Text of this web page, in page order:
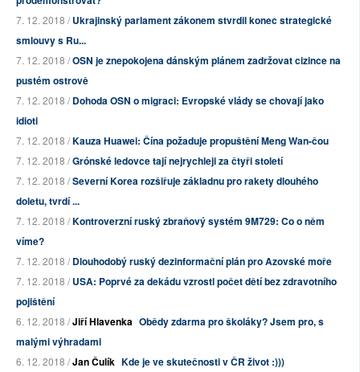
7. 12. 2018 /Ukrajinský parlament zákonem stvrdil konec strategické
smlouvy s Ru...
7. 12. 2018 /OSN je znepokojena dánským plánem zadržovat cizince na
pustém ostrově
7. 12. 2018 /Dohoda OSN o migraci: Evropské vlády se chovají jako
idioti
7. 12. 2018 /Kauza Huawei: Čína požaduje propuštění Meng Wan-čou
7. 12. 2018 /Grónské ledovce tají nejrychleji za čtyři století
7. 12. 2018 /Severní Korea rozšiřuje základnu pro rakety dlouhého
doletu, tvrdí ...
7. 12. 2018 /Kontroverzní ruský zbraňový systém 9M729: Co o něm
víme?
7. 12. 2018 /Dlouhodobý ruský dezinformační plán pro Azovské moře
7. 12. 2018 /USA: Poprvé za dekádu vzrostl počet dětí bez zdravotního
pojištění
6. 12. 2018 /Jiří Hlavenka Obědy zdarma pro školáky? Jsem pro, s
malými výhradami
6. 12. 2018 /Jan Čulík Kde je ve skutečnosti v ČR život :)))